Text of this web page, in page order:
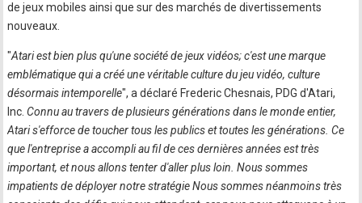
de jeux mobiles ainsi que sur des marchés de divertissements
nouveaux.
"Atari est bien plus qu'une société de jeux vidéos; c'est une marque
emblématique qui a créé une véritable culture du jeu vidéo, culture
désormais intemporelle", a déclaré Frederic Chesnais, PDG d'Atari,
Inc.Connu au travers de plusieurs générations dans le monde entier,
Atari s'efforce de toucher tous les publics et toutes les générations. Ce
que l'entreprise a accompli au fil de ces dernières années est très
important, et nous allons tenter d'aller plus loin. Nous sommes
impatients de déployer notre stratégie Nous sommes néanmoins très